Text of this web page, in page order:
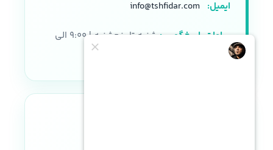
ایمیل: info@tshfidar.com
ساعات پاسخگویی:
شنبه تا پنجشنبه | ۹:۰۰ الی
۱۸:۰۰